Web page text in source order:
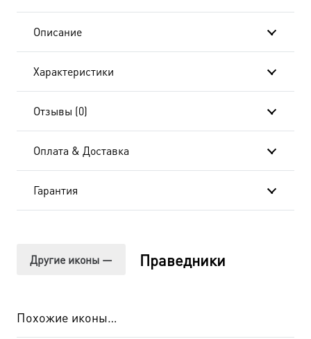
8469
Описание
Характеристики
Отзывы (0)
Оплата & Доставка
Гарантия
Другие иконы — Праведники
Похожие иконы…